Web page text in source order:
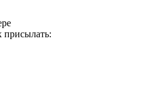
присылать: